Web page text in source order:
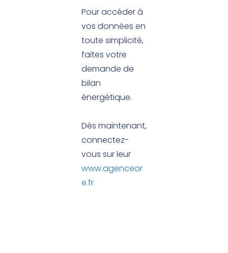
Pour accéder à
vos données en
toute simplicité,
faites votre
demande de
bilan
énergétique.
Dès maintenant,
connectez-
vous sur leur
www.agenceor
e.fr